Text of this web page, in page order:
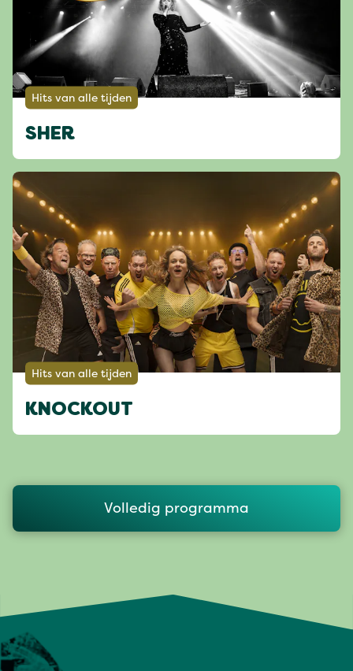
Hits van alle tijden
SHER
Hits van alle tijden
KNOCKOUT
Volledig programma